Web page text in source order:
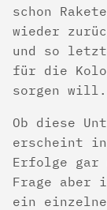
schon
wieder
und so
für die
sorgen will.
Ob diese
erscheint
Erfolge gar
Frage aber
ein